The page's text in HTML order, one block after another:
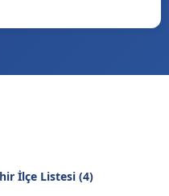
İlçe Listesi (4)